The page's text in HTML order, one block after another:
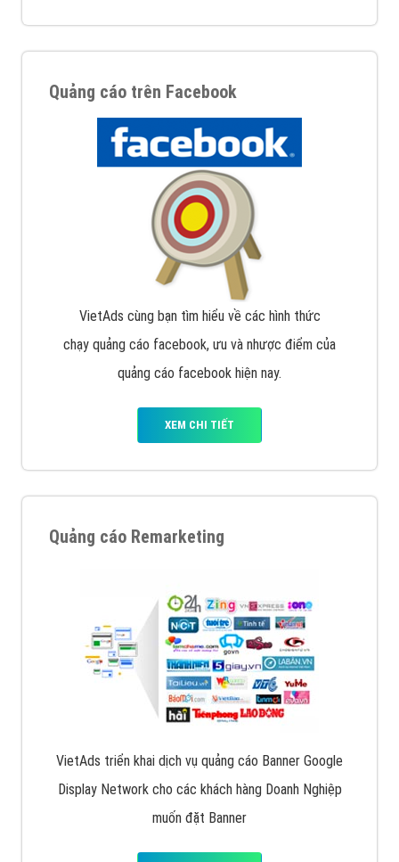
Quảng cáo trên Facebook
VietAds cùng bạn tìm hiểu về các hình thức
chạy quảng cáo facebook, ưu và nhược điểm của
quảng cáo facebook hiện nay.
XEM CHI TIẾT
Quảng cáo Remarketing
VietAds triển khai dịch vụ quảng cáo Banner Google
Display Network cho các khách hàng Doanh Nghiệp
muốn đặt Banner